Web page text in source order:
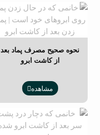
نحوه صحیح مصرف پماد بعد
از کاشت ابرو
مشاهده